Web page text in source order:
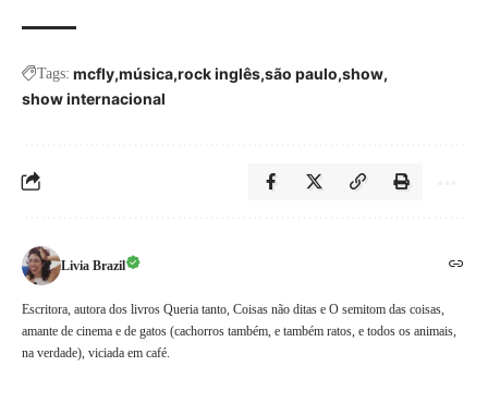
Tags: mcfly música rock inglês são paulo show
show internacional
Livia Brazil
Escritora, autora dos livros Queria tanto, Coisas não ditas e O semitom das coisas,
amante de cinema e de gatos (cachorros também, e também ratos, e todos os animais,
na verdade), viciada em café.